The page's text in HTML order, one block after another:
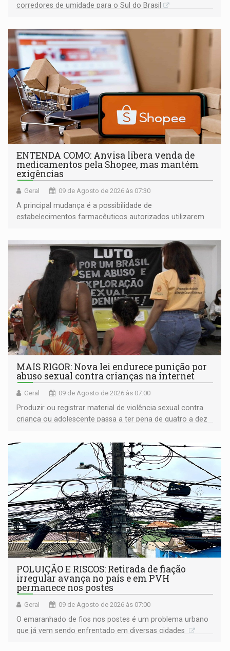
corredores de umidade para o Sul do Brasil
ENTENDA COMO: Anvisa libera venda de
medicamentos pela Shopee, mas mantém
exigências
Geral 09 de Agosto de 2026 às 07:30
A principal mudança é a possibilidade de
estabelecimentos farmacêuticos autorizados utilizarem
MAIS RIGOR: Nova lei endurece punição por
abuso sexual contra crianças na internet
Geral 09 de Agosto de 2026 às 07:00
Produzir ou registrar material de violência sexual contra
criança ou adolescente passa a ter pena de quatro a dez
POLUIÇÃO E RISCOS: Retirada de fiação
irregular avança no país e em PVH
permanece nos postes
Geral 09 de Agosto de 2026 às 07:00
O emaranhado de fios nos postes é um problema urbano
que já vem sendo enfrentado em diversas cidades